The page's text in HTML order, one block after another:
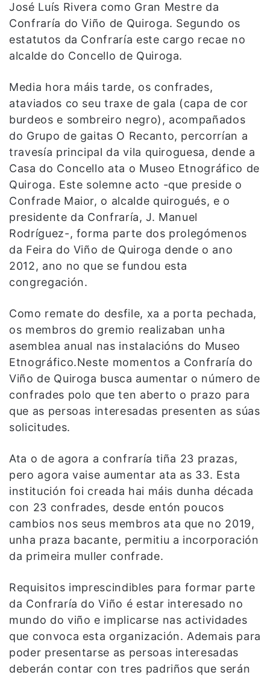
José Luís Rivera como Gran Mestre da
Confraría do Viño de Quiroga. Segundo os
estatutos da Confraría este cargo recae no
alcalde do Concello de Quiroga.
Media hora máis tarde, os confrades,
ataviados co seu traxe de gala (capa de cor
burdeos e sombreiro negro), acompañados
do Grupo de gaitas O Recanto, percorrían a
travesía principal da vila quiroguesa, dende a
Casa do Concello ata o Museo Etnográfico de
Quiroga. Este solemne acto -que preside o
Confrade Maior, o alcalde quirogués, e o
presidente da Confraría, J. Manuel
Rodríguez-, forma parte dos prolegómenos
da Feira do Viño de Quiroga dende o ano
2012, ano no que se fundou esta
congregación.
Como remate do desfile, xa a porta pechada,
os membros do gremio realizaban unha
asemblea anual nas instalacións do Museo
Etnográfico.Neste momentos a Confraría do
Viño de Quiroga busca aumentar o número de
confrades polo que ten aberto o prazo para
que as persoas interesadas presenten as súas
solicitudes.
Ata o de agora a confraría tiña 23 prazas,
pero agora vaise aumentar ata as 33. Esta
institución foi creada hai máis dunha década
con 23 confrades, desde entón poucos
cambios nos seus membros ata que no 2019,
unha praza bacante, permitiu a incorporación
da primeira muller confrade.
Requisitos imprescindibles para formar parte
da Confraría do Viño é estar interesado no
mundo do viño e implicarse nas actividades
que convoca esta organización. Ademais para
poder presentarse as persoas interesadas
deberán contar con tres padriños que serán